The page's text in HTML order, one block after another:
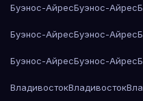
Буэнос-АйресБуэнос-Айрес
Буэнос-АйресБуэнос-Айрес
Буэнос-АйресБуэнос-Айрес
ВладивостокВладивосток